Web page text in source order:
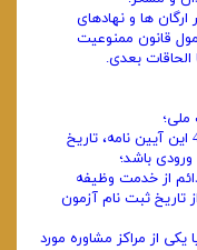
‌ها و نهادهای
و عدم شمول قانون ممنوعیت
2 - تصویر مصدق مدرک تحصیلی موضوع ماده 46 این آیین نامه، تاریخ
باشد؛
از خدمت وظیفه
تاریخ ثبت ‌نام آزمون
از مراکز مشاوره مورد